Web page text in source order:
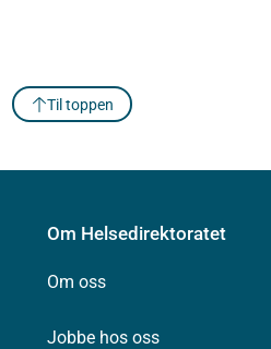
Til toppen
Om Helsedirektoratet
Om oss
Jobbe hos oss